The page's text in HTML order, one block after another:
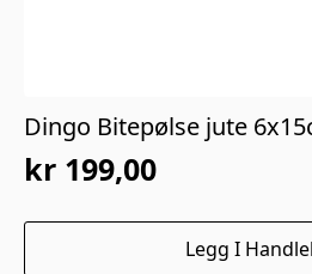
Dingo Bitepølse jute
kr 199,00
Legg I